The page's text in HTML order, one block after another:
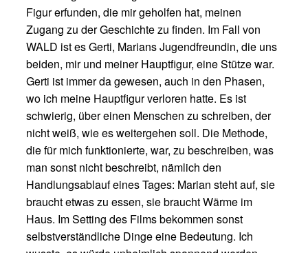
Figur erfunden, die mir geholfen hat, meinen
Zugang zu der Geschichte zu finden. Im Fall von
WALD ist es Gerti, Marians Jugendfreundin, die uns
beiden, mir und meiner Hauptfigur, eine Stütze war.
Gerti ist immer da gewesen, auch in den Phasen,
wo ich meine Hauptfigur verloren hatte. Es ist
schwierig, über einen Menschen zu schreiben, der
nicht weiß, wie es weitergehen soll. Die Methode,
die für mich funktionierte, war, zu beschreiben, was
man sonst nicht beschreibt, nämlich den
Handlungsablauf eines Tages: Marian steht auf, sie
braucht etwas zu essen, sie braucht Wärme im
Haus. Im Setting des Films bekommen sonst
selbstverständliche Dinge eine Bedeutung. Ich